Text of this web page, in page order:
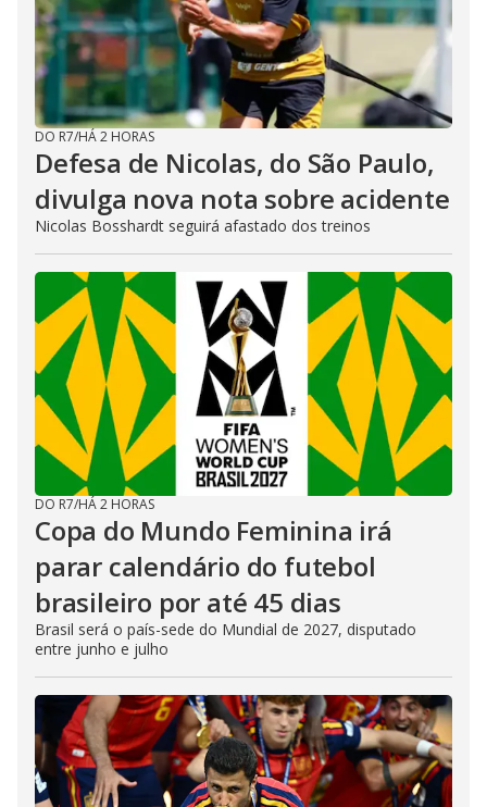
DO R7/HÁ 2 HORAS
Defesa de Nicolas, do São Paulo,
divulga nova nota sobre acidente
Nicolas Bosshardt seguirá afastado dos treinos
DO R7/HÁ 2 HORAS
Copa do Mundo Feminina irá
parar calendário do futebol
brasileiro por até 45 dias
Brasil será o país-sede do Mundial de 2027, disputado
entre junho e julho